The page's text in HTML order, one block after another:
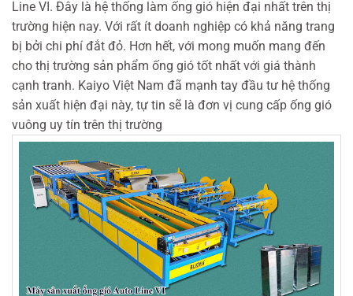
Line VI. Đây là hệ thống làm ống gió hiện đại nhất trên thị
trường hiện nay. Với rất ít doanh nghiệp có khả năng trang
bị bởi chi phí đắt đỏ. Hơn hết, với mong muốn mang đến
cho thị trường sản phẩm ống gió tốt nhất với giá thành
cạnh tranh. Kaiyo Việt Nam đã mạnh tay đầu tư hệ thống
sản xuất hiện đại này, tự tin sẽ là đơn vị cung cấp ống gió
vuông uy tín trên thị trường